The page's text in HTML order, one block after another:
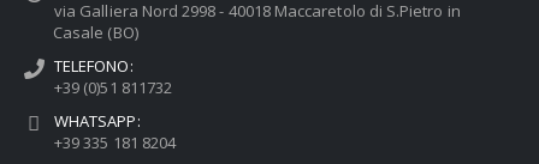
via Galliera Nord 2998 - 40018 Maccaretolo di S.Pietro in
Casale (BO)
TELEFONO:
+39 (0)51 811732
WHATSAPP:
+39 335 181 8204